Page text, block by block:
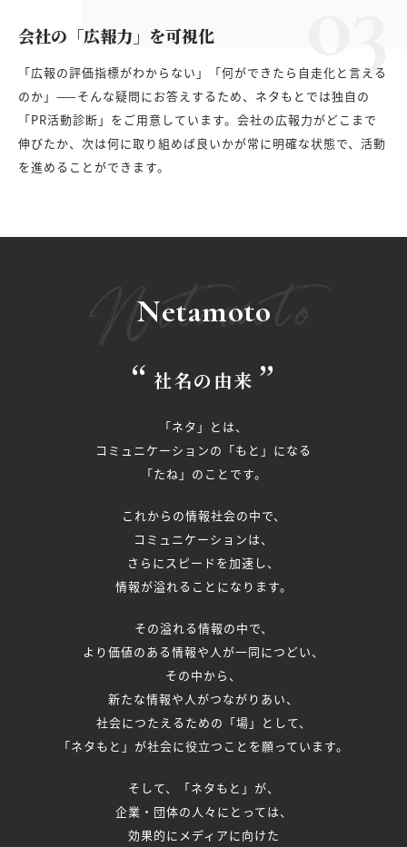
会社の「広報力」を可視化
「広報の評価指標がわからない」「何ができたら自走化と言える
のか」——そんな疑問にお答えするため、ネタもとでは独自の
「PR活動診断」をご用意しています。会社の広報力がどこまで
伸びたか、次は何に取り組めば良いかが常に明確な状態で、活動
を進めることができます。
Netamoto
Netamoto
社名の由来
「ネタ」とは、
コミュニケーションの「もと」になる
「たね」のことです。
これからの情報社会の中で、
コミュニケーションは、
さらにスピードを加速し、
情報が溢れることになります。
その溢れる情報の中で、
より価値のある情報や人が一同につどい、
その中から、
新たな情報や人がつながりあい、
社会につたえるための「場」として、
「ネタもと」が社会に役立つことを願っています。
そして、「ネタもと」が、
企業・団体の人々にとっては、
効果的にメディアに向けた